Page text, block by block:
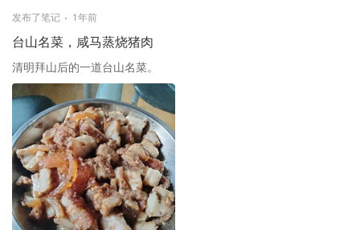
发布了笔记 1年前
台山名菜，咸马蒸烧猪肉
清明拜山后的一道台山名菜。